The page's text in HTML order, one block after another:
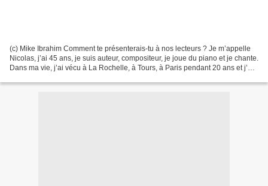
(c) Mike Ibrahim Comment te présenterais-tu à nos lecteurs ? Je m’appelle
Nicolas, j’ai 45 ans, je suis auteur, compositeur, je joue du piano et je chante.
Dans ma vie, j’ai vécu à La Rochelle, à Tours, à Paris pendant 20 ans et j’en